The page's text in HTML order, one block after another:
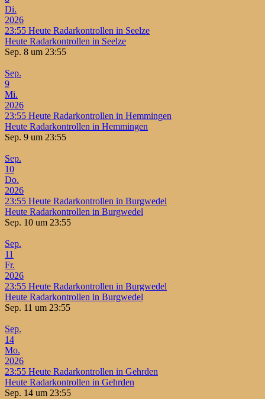
Di.
2026
23:55 Heute Radarkontrollen in Seelze
Heute Radarkontrollen in Seelze
Sep. 8 um 23:55
Sep.
9
Mi.
2026
23:55 Heute Radarkontrollen in Hemmingen
Heute Radarkontrollen in Hemmingen
Sep. 9 um 23:55
Sep.
10
Do.
2026
23:55 Heute Radarkontrollen in Burgwedel
Heute Radarkontrollen in Burgwedel
Sep. 10 um 23:55
Sep.
11
Fr.
2026
23:55 Heute Radarkontrollen in Burgwedel
Heute Radarkontrollen in Burgwedel
Sep. 11 um 23:55
Sep.
14
Mo.
2026
23:55 Heute Radarkontrollen in Gehrden
Heute Radarkontrollen in Gehrden
Sep. 14 um 23:55